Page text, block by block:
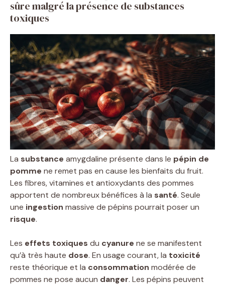
sûre malgré la présence de substances
toxiques
La substance amygdaline présente dans le pépin de
pomme ne remet pas en cause les bienfaits du fruit.
Les fibres, vitamines et antioxydants des pommes
apportent de nombreux bénéfices à la santé. Seule
une ingestion massive de pépins pourrait poser un
risque.
Les effets toxiques du cyanure ne se manifestent
qu’à très haute dose. En usage courant, la toxicité
reste théorique et la consommation modérée de
pommes ne pose aucun danger. Les pépins peuvent